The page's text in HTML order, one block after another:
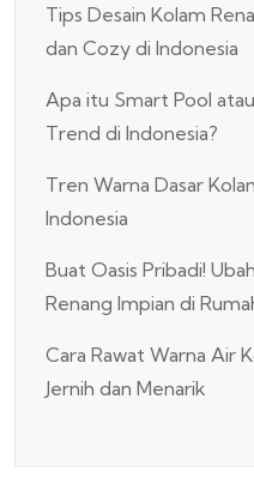
Tips Desain Kolam
dan Cozy di Indonesia
Apa itu Smart Pool
Trend di Indonesia?
Tren Warna Dasar
Indonesia
Buat Oasis Pribadi!
Renang Impian di
Cara Rawat Warna Air
Jernih dan Menarik